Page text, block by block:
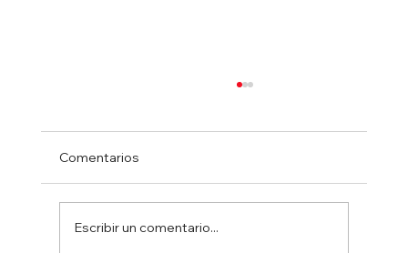
Comentarios
Escribir un comentario...